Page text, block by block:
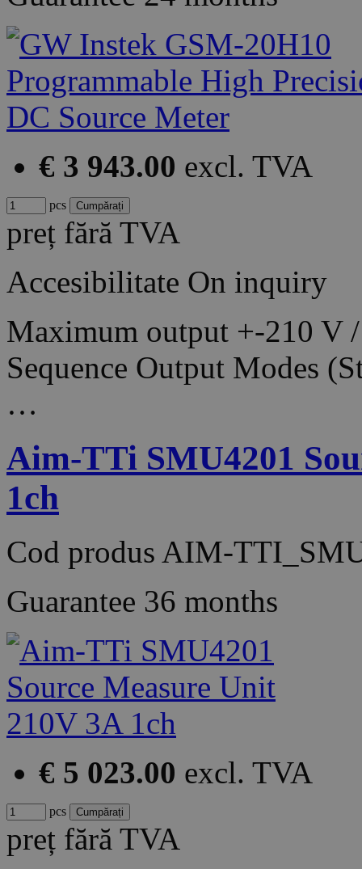
€ 3 943.00 excl. TVA
pcs
preț fără TVA
Accesibilitate On inquiry
Maximum output +-210 V
Sequence Output Modes
…
Aim-TTi SMU4201
1ch
Cod produs AIM-
Guarantee 36 months
€ 5 023.00 excl. TVA
pcs
preț fără TVA